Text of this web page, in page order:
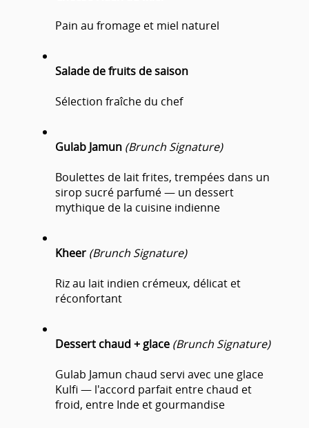
Pain au fromage et miel naturel
Salade de fruits de saison
Sélection fraîche du chef
Gulab Jamun (Brunch Signature)
Boulettes de lait frites, trempées dans un
sirop sucré parfumé — un dessert
mythique de la cuisine indienne
Kheer (Brunch Signature)
Riz au lait indien crémeux, délicat et
réconfortant
Dessert chaud + glace (Brunch Signature)
Gulab Jamun chaud servi avec une glace
Kulfi — l'accord parfait entre chaud et
froid, entre Inde et gourmandise